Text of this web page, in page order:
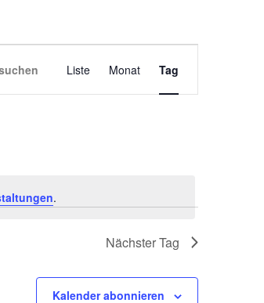
.
ANSICHTEN-
Liste Monat Tag
Nächster Tag
Kalender abonnieren